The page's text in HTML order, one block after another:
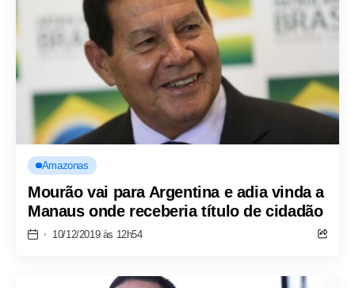
Amazonas
Mourão vai para Argentina e adia vinda a
Manaus onde receberia título de cidadão
10/12/2019 às 12h54